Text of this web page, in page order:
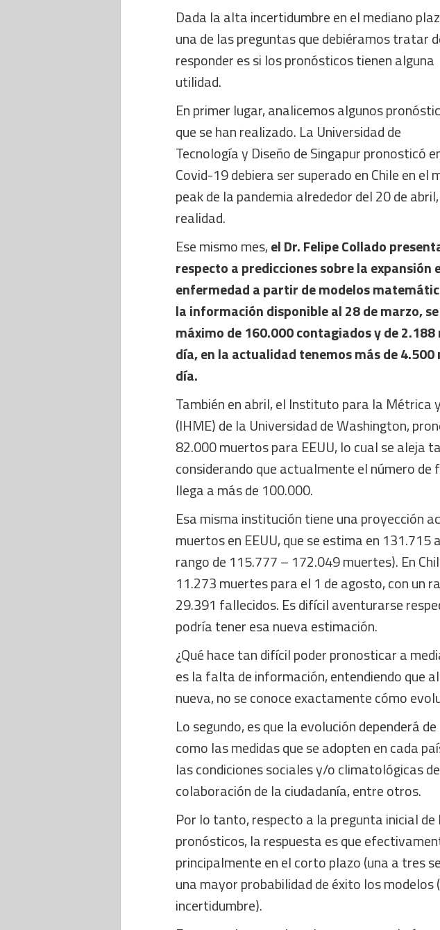
Dada la alta incertidumbre en el mediano
una de las preguntas que debiéramos tratar
responder es si los pronósticos tienen alguna
utilidad.
En primer lugar, analicemos algunos
que se han realizado. La Universidad de
Tecnología y Diseño de Singapur pronosticó
Covid-19 debiera ser superado en Chile en el
peak de la pandemia alrededor del 20 de
realidad.
Ese mismo mes,el Dr. Felipe Collado
respecto a predicciones sobre la expansión
enfermedad a partir de modelos
la información disponible al 28 de marzo,
máximo de 160.000 contagiados y de
día, en la actualidad tenemos más de
día.
También en abril, el Instituto para la Métrica
(IHME) de la Universidad de Washington,
82.000 muertos para EEUU, lo cual se aleja
considerando que actualmente el número de
llega a más de 100.000.
Esa misma institución tiene una proyección
muertos en EEUU, que se estima en 131.715
rango de 115.777 – 172.049 muertes). En
11.273 muertes para el 1 de agosto, con un
29.391 fallecidos. Es difícil aventurarse
podría tener esa nueva estimación.
¿Qué hace tan difícil poder pronosticar a
es la falta de información, entendiendo que
nueva, no se conoce exactamente cómo
Lo segundo, es que la evolución dependerá
como las medidas que se adopten en cada
las condiciones sociales y/o climatológicas
colaboración de la ciudadanía, entre otros.
Por lo tanto, respecto a la pregunta inicial
pronósticos, la respuesta es que
principalmente en el corto plazo (una a tres
una mayor probabilidad de éxito los modelos
incertidumbre).